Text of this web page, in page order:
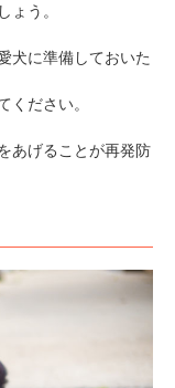
ょう。
犬に準備しておいた
ください。
あげることが再発防
の方